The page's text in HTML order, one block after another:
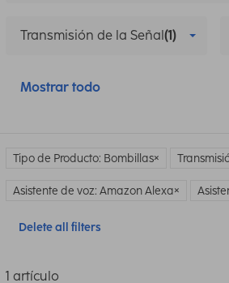
Transmisión de la Señal(1)
Mostrar todo
Tipo de Producto: Bombillas
Asistente de voz: Amazon Alexa
Delete all filters
1 artículo